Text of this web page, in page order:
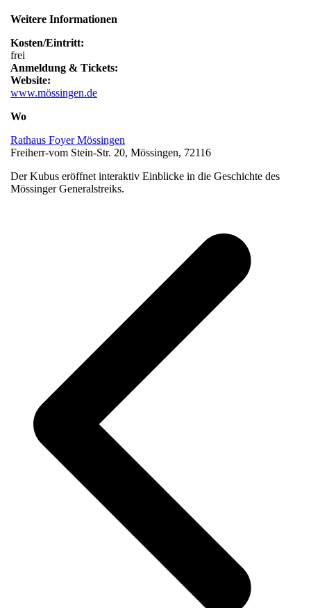
Weitere Informationen
Kosten/Eintritt:
frei
Anmeldung & Tickets:
Website:
www.mössingen.de
Wo
Rathaus Foyer Mössingen
Freiherr-vom Stein-Str. 20, Mössingen, 72116
Der Kubus eröffnet interaktiv Einblicke in die Geschichte des
Mössinger Generalstreiks.